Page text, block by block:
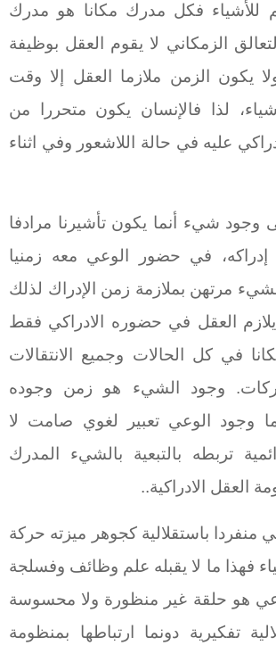
للأشياء فكل مدرك مكانا هو مدرك
الزمكاني لا يقوم العقل بوظيفة
ولا يكون الزمن ملازما العقل إلا وقت
لذا فالإنسان يكون متحررا من
عليه في حالة اللاشعور وفي اثناء
وجود شيء أنما يكون تأشيرنا مرادفا
إدراكه، في حضور الوعي معه زمنيا
مرتهن بملازمة زمن الإدراك لذلك
العقل في حضوره الادراكي فقط
في كل الحالات وجميع الانتقالات
وجود الشيء هو زمن وجوده
وجود الوعي تعبير لغوي صامت لا
تربطه بالتبعية بالشيء المدرك
العقل الادراكية..
منفردا باستقلالية كجوهر ميزته حركة
فهذا ما لا يقبله علم وظائف وفسلجة
هو حلقة غير منظورة ولا محسوسة
تفكيرية دونما ارتباطها بمنظومة